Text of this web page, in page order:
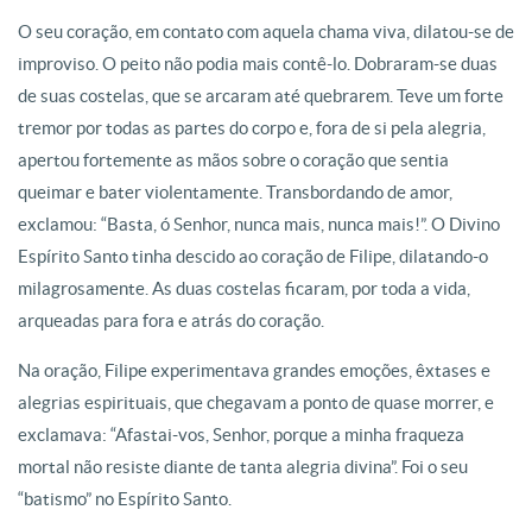
O seu coração, em contato com aquela chama viva, dilatou-se de
improviso. O peito não podia mais contê-lo. Dobraram-se duas
de suas costelas, que se arcaram até quebrarem. Teve um forte
tremor por todas as partes do corpo e, fora de si pela alegria,
apertou fortemente as mãos sobre o coração que sentia
queimar e bater violentamente. Transbordando de amor,
exclamou: “Basta, ó Senhor, nunca mais, nunca mais!”. O Divino
Espírito Santo tinha descido ao coração de Filipe, dilatando-o
milagrosamente. As duas costelas ficaram, por toda a vida,
arqueadas para fora e atrás do coração.
Na oração, Filipe experimentava grandes emoções, êxtases e
alegrias espirituais, que chegavam a ponto de quase morrer, e
exclamava: “Afastai-vos, Senhor, porque a minha fraqueza
mortal não resiste diante de tanta alegria divina”. Foi o seu
“batismo” no Espírito Santo.